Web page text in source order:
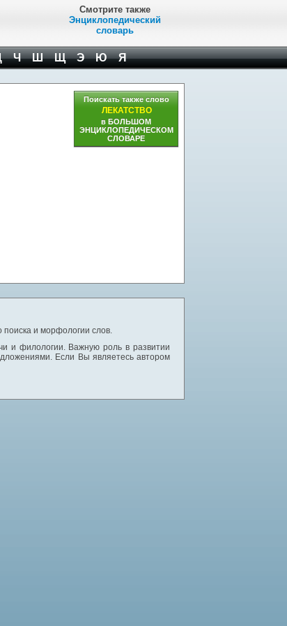
Смотрите также
Энциклопедический
словарь
Ч Ш Щ Э Ю Я
Поискать также слово
ЛЕКАТСТВО
в БОЛЬШОМ
ЭНЦИКЛОПЕДИЧЕСКОМ
СЛОВАРЕ
поиска и морфологии слов.
и филологии. Важную роль в развитии
Если Вы являетесь автором